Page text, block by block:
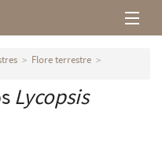
Flore terrestre
Lycopsis